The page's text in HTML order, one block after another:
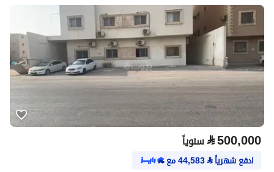
⃁500,000 سنوياً
ادفع شهرياً⃁
44,583مع